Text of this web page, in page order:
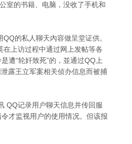
室的书籍、电脑，没收了手机和
的私人聊天內容做呈堂证供。
上访过程中通过网上发帖等各
遭“轮奸致死”的，並通过QQ上
露王立军案相关侦办信息而被捕
QQ记录用户聊天信息并传回服
才监视用户的使用情况。但该报